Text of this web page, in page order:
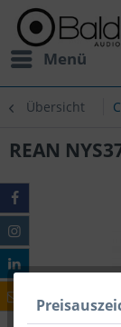
Menü
Übersicht
REAN